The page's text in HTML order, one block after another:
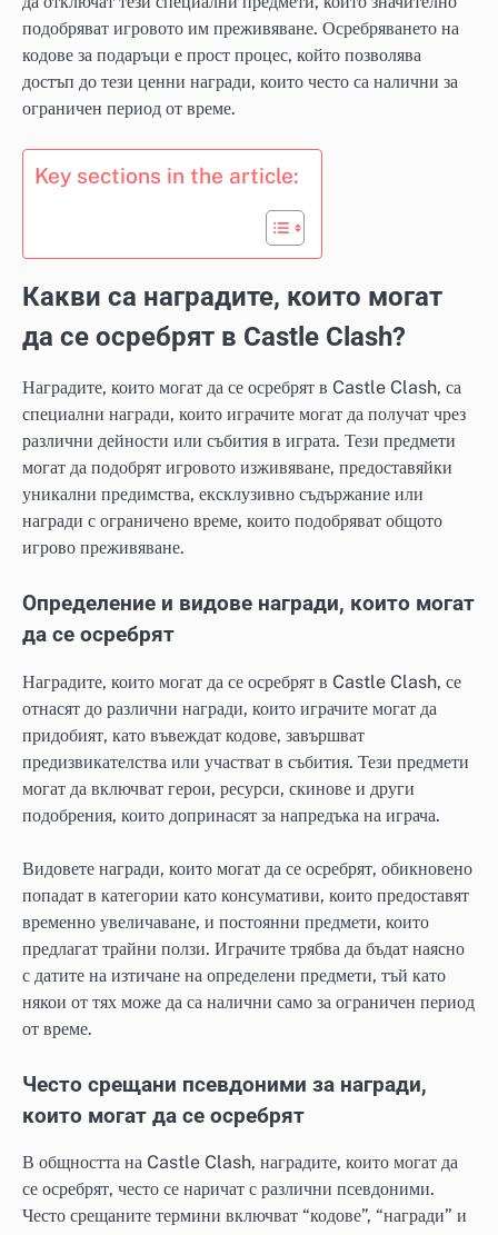
подобряват игровото им преживяване. Осребряването на
кодове за подаръци е прост процес, който позволява
достъп до тези ценни награди, които често са налични за
ограничен период от време.
Key sections in the article:
Какви са наградите, които могат
да се осребрят в Castle Clash?
Наградите, които могат да се осребрят в Castle Clash, са
специални награди, които играчите могат да получат чрез
различни дейности или събития в играта. Тези предмети
могат да подобрят игровото изживяване, предоставяйки
уникални предимства, ексклузивно съдържание или
награди с ограничено време, които подобряват общото
игрово преживяване.
Определение и видове награди, които могат
да се осребрят
Наградите, които могат да се осребрят в Castle Clash, се
отнасят до различни награди, които играчите могат да
придобият, като въвеждат кодове, завършват
предизвикателства или участват в събития. Тези предмети
могат да включват герои, ресурси, скинове и други
подобрения, които допринасят за напредъка на играча.
Видовете награди, които могат да се осребрят, обикновено
попадат в категории като консумативи, които предоставят
временно увеличаване, и постоянни предмети, които
предлагат трайни ползи. Играчите трябва да бъдат наясно
с датите на изтичане на определени предмети, тъй като
някои от тях може да са налични само за ограничен период
от време.
Често срещани псевдоними за награди,
които могат да се осребрят
В общността на Castle Clash, наградите, които могат да
се осребрят, често се наричат с различни псевдоними.
Често срещаните термини включват “кодове”, “награди” и